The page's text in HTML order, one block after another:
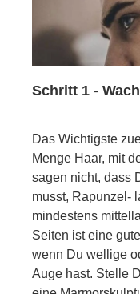
Schritt 1 -
Das Wichtigste
Menge Haar, mit
sagen nicht, dass
musst, Rapunzel-
mindestens
Seiten ist eine
wenn Du wellige
Auge hast. Stelle